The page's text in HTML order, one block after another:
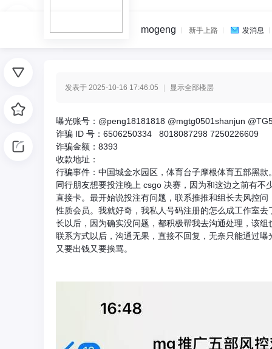
mogeng 新手上路 发消息
发表于 2025-10-16 17:46:05 显示全部楼层
曝光账号：@peng18181818 @mgtg0501shanjun
诈骗 ID 号：6506250334 8018087298 7250226609
诈骗金额：8393
收款地址：
行骗事件：中国城金水园区，体育台子摩根体育五部黑
同行朋友想要投注晚上 csgo 决赛，因为和这边之前有
直接卡。最开始说投注有问题，联系推推和组长去风控
性质会员。我就好奇，我私人号码注册的怎么成工作室
长以后，因为确实没问题，都积极帮我去沟通处理，该
联系方式以后，沟通无果，直接不回复，无奈只能通过
又要出钱又要挨骂。